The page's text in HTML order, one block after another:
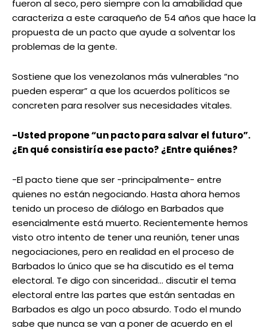
fueron al seco, pero siempre con la amabilidad que
caracteriza a este caraqueño de 54 años que hace la
propuesta de un pacto que ayude a solventar los
problemas de la gente.
Sostiene que los venezolanos más vulnerables “no
pueden esperar” a que los acuerdos políticos se
concreten para resolver sus necesidades vitales.
-Usted propone “un pacto para salvar el futuro”.
¿En qué consistiría ese pacto? ¿Entre quiénes?
-El pacto tiene que ser -principalmente- entre
quienes no están negociando. Hasta ahora hemos
tenido un proceso de diálogo en Barbados que
esencialmente está muerto. Recientemente hemos
visto otro intento de tener una reunión, tener unas
negociaciones, pero en realidad en el proceso de
Barbados lo único que se ha discutido es el tema
electoral. Te digo con sinceridad… discutir el tema
electoral entre las partes que están sentadas en
Barbados es algo un poco absurdo. Todo el mundo
sabe que nunca se van a poner de acuerdo en el